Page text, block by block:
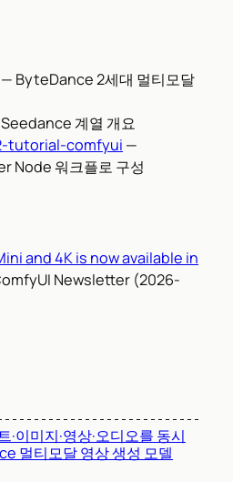
— ByteDance 2세대 멀티모달
계열 개요
tutorial-comfyui —
Node 워크플로 구성
and 4K is now available in
Newsletter (2026-
이미지·영상·오디오를 동시
멀티모달 영상 생성 모델